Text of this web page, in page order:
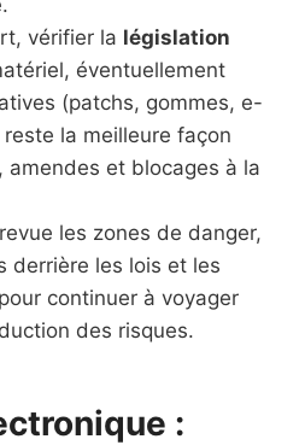
vérifier la législation
éventuellement
(patchs, gommes, e-
la meilleure façon
amendes et blocages à la
les zones de danger,
derrière les lois et les
continuer à voyager
des risques.
: